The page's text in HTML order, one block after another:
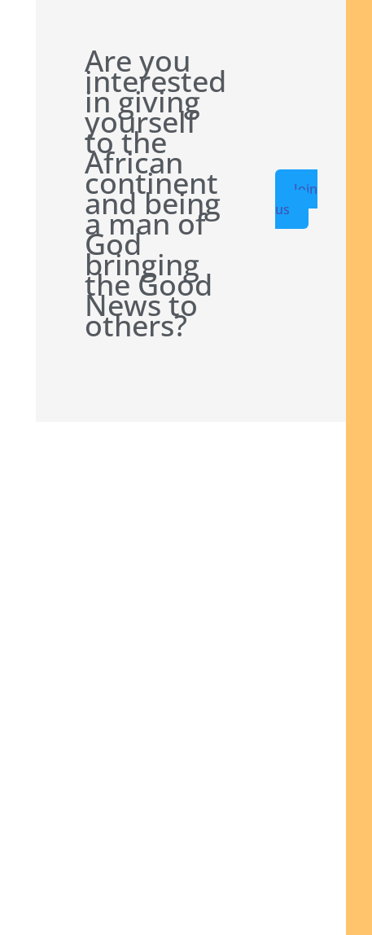
Are you
interested
in giving
yourself
to the
African
continent
and being
a man of
God
bringing
the Good
News to
others?
Join
us